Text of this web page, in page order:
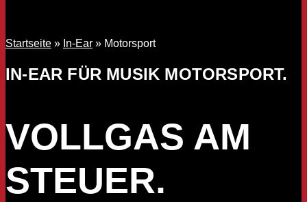
Startseite » In-Ear » Motorsport
IN-EAR FÜR MUSIK MOTORSPORT.
VOLLGAS AM
STEUER.